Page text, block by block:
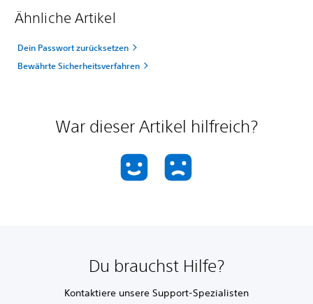
Ähnliche Artikel
Dein Passwort zurücksetzen
Bewährte Sicherheitsverfahren
War dieser Artikel hilfreich?
Du brauchst Hilfe?
Kontaktiere unsere Support-Spezialisten